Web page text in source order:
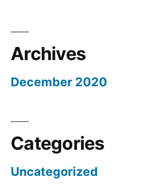
Archives
December 2020
Categories
Uncategorized